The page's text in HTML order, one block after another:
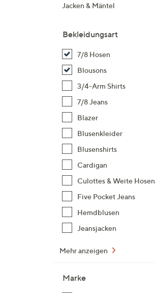
Jacken & Mäntel
Bekleidungsart
7/8 Hosen
Blousons
3/4-Arm Shirts
7/8 Jeans
Blazer
Blusenkleider
Blusenshirts
Cardigan
Culottes & Weite Hosen
Five Pocket Jeans
Hemdblusen
Jeansjacken
Mehr anzeigen
Marke